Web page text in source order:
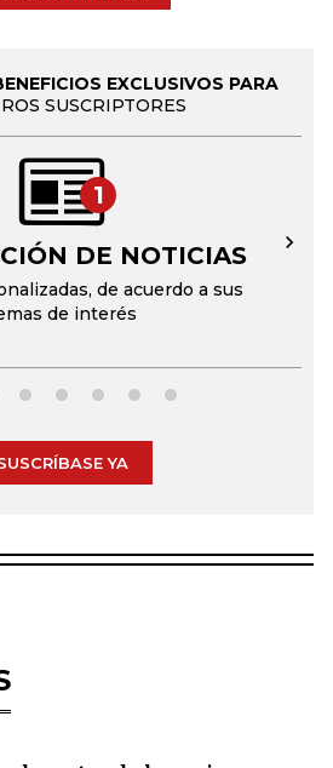
EXCLUSIVOS PARA
SUSCRIPTORES
1
DE NOTICIAS
de acuerdo a sus
de interés
→
YA